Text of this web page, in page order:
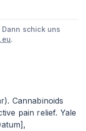
Dann schick uns
.
Cannabinoids
pain relief. Yale